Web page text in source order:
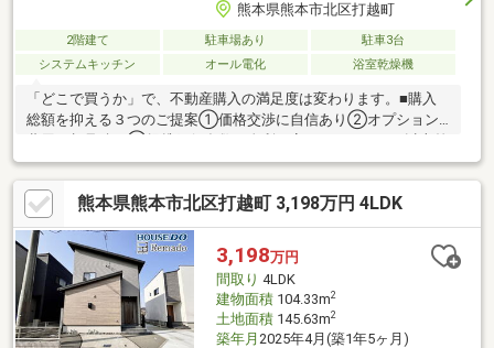
熊本県熊本市北区打越町
2階建て 駐車場あり
駐車3台
システムキッチン
オール電化 浴室乾燥機
「どこで買うか」で、不動産購入の満足度は変わります。■購入
総額を抑える３つのご提案①価格交渉に自信あり②オプション
がでることも！／他社様のお見積り後でもご相談歓迎！最安値を
お約束します◎■熊本県全域の内覧ツアー・当日の内覧ご予約も
大歓迎・他社掲載物件もまとめてご案内・全種別を窓口ひとつで
比較・内覧■九州No.1の実績・ハウスドゥ全国大会2025九州エリ
ア売買件数・売上高１位・Google口コミランキング「熊本県 不動
産売買」１位
熊本県熊本市北区打越町 3,198万円 4LDK
3,198万円
間取り 4LDK
建物面積104.33m2
土地面積145.63m2
築年月 2025年4月(築1年5ヶ月)